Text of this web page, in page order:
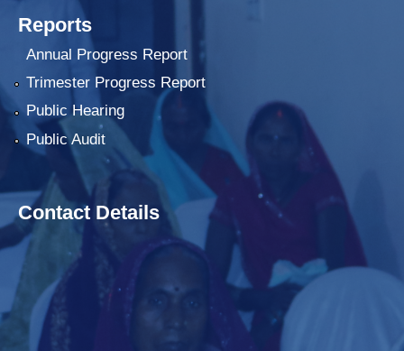
Reports
Annual Progress Report
Trimester Progress Report
Public Hearing
Public Audit
Contact Details